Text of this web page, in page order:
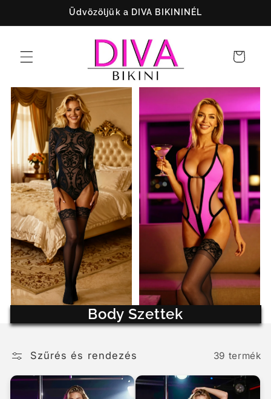
Üdvözöljük a DIVA BIKININÉL
Kosár
Body Szettek
Szűrés és rendezés 39 termék